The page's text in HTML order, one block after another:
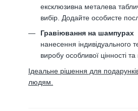
ексклюзивна металева
вибір. Додайте особисте
Гравіювання на шампурах
нанесення
виробу особливої цінності
Ідеальне рішення для
людям.